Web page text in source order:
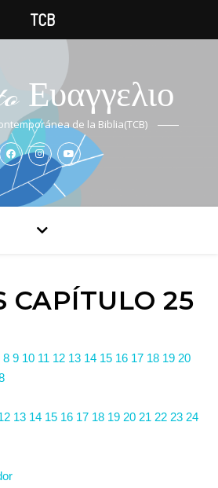
Ευαγγελιο
de la Biblia(TCB)
CAPÍTULO 25
8 9 10 11 12 13 14 15 16 17 18 19 20
13 14 15 16 17 18 19 20 21 22 23 24
TCB